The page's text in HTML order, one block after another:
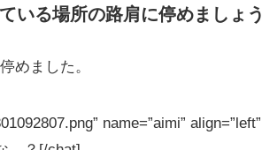
いる場所の路肩に停めましょう
めました。
name=”aimi” align=”left”